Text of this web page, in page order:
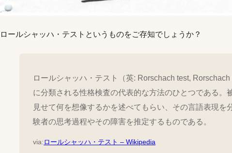
ロールシャッハ・テストというものをご存知でしょうか？
ロールシャッハ・テスト（英: Rorschach test,
に分類される性格検査の代表的な方法のひとつである。
見せて何を想像するかを述べてもらい、その言語表現を
験者の思考過程やその障害を推定するものである。
via:ロールシャッハ・テスト – Wikipedia